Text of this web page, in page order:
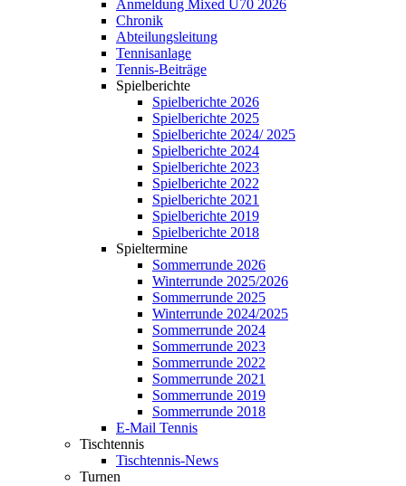
Anmeldung Mixed Ü70 2026
Chronik
Abteilungsleitung
Tennisanlage
Tennis-Beiträge
Spielberichte
Spielberichte 2026
Spielberichte 2025
Spielberichte 2024/ 2025
Spielberichte 2024
Spielberichte 2023
Spielberichte 2022
Spielberichte 2021
Spielberichte 2019
Spielberichte 2018
Spieltermine
Sommerrunde 2026
Winterrunde 2025/2026
Sommerrunde 2025
Winterrunde 2024/2025
Sommerrunde 2024
Sommerrunde 2023
Sommerrunde 2022
Sommerrunde 2021
Sommerrunde 2019
Sommerrunde 2018
E-Mail Tennis
Tischtennis
Tischtennis-News
Turnen